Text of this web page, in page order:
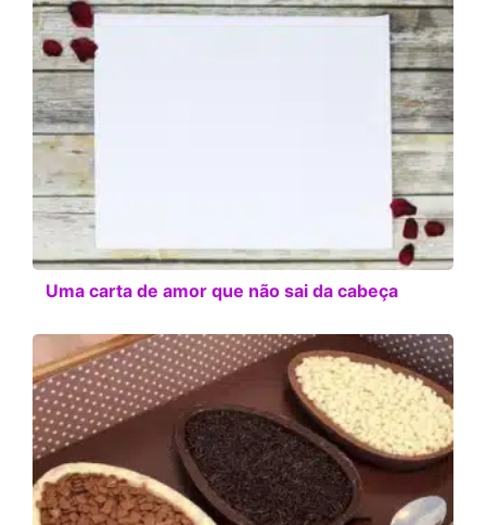
Uma carta de amor que não sai da cabeça